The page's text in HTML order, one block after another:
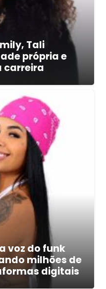
Tali
própria e
carreira
voz do funk
milhões de
digitais